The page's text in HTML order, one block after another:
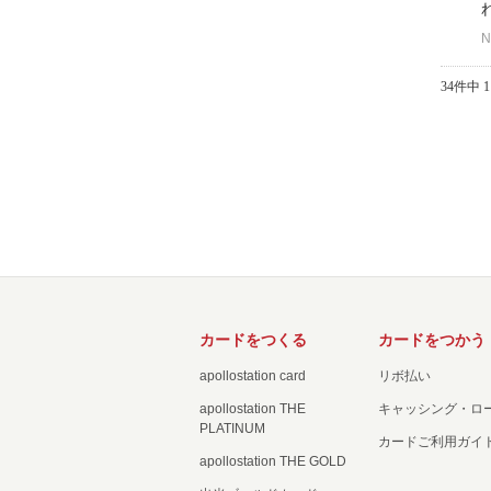
34件中
カードをつくる
apollostation card
apollostation THE
PLATINUM
apollostation THE GOLD
カードをつかう
リボ払い
キャッシング・ロ
カードご利用ガイ